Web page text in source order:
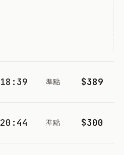
18:39 準點 $389
20:44 準點 $300